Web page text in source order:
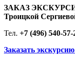
ЗАКАЗ ЭКСКУРСИЙ
Троицкой
Тел. +7 (496) 540-
Заказать